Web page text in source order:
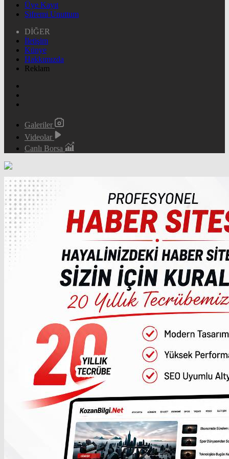
Üye Kayıt
Şifremi Unuttum
DİĞER
İletişim
Künye
Hakkımızda
Reklam
Galeriler
Videolar
Canlı Borsa